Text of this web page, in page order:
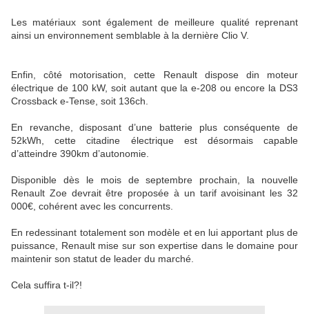
Les matériaux sont également de meilleure qualité reprenant
ainsi un environnement semblable à la dernière Clio V.
Enfin, côté motorisation, cette Renault dispose din moteur
électrique de 100 kW, soit autant que la e-208 ou encore la DS3
Crossback e-Tense, soit 136ch.
En revanche, disposant d’une batterie plus conséquente de
52kWh, cette citadine électrique est désormais capable
d’atteindre 390km d’autonomie.
Disponible dès le mois de septembre prochain, la nouvelle
Renault Zoe devrait être proposée à un tarif avoisinant les 32
000€, cohérent avec les concurrents.
En redessinant totalement son modèle et en lui apportant plus de
puissance, Renault mise sur son expertise dans le domaine pour
maintenir son statut de leader du marché.
Cela suffira t-il?!